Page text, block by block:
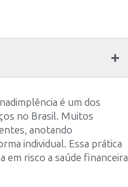
é um dos
no Brasil. Muitos
anotando
individual. Essa prática
em risco a saúde financeira